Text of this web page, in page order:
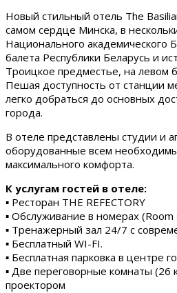
Новый стильный отель The
самом сердце Минска, в
Национального академического
балета Республики Беларусь и
Троицкое предместье, на левом
Пешая доступность от станции
легко добраться до основных
города.
В отеле представлены студии и
оборудованные всем
максимального комфорта.
К услугам гостей в отеле:
▪ Ресторан THE REFECTORY
▪ Обслуживание в номерах (Room
▪ Тренажерный зал 24/7 с
▪ Бесплатный WI-FI.
▪ Бесплатная парковка в центре
▪ Две переговорные комнаты (26
проектором